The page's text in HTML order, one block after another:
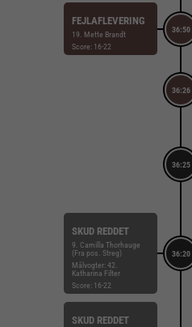
36:50
FEJLAFLEVERING
19. Mette Brandt
Score: 16-22
36:26
36:25
36:20
SKUD REDDET
9. Camilla Thorhauge
(Fra pos. Streg)
Målvogter: 42.
Katharina Filter
Score: 16-22
SKUD REDDET